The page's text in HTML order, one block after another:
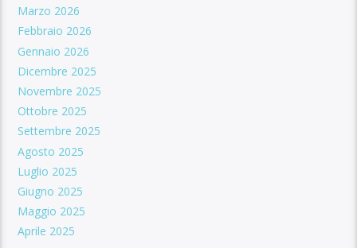
Marzo 2026
Febbraio 2026
Gennaio 2026
Dicembre 2025
Novembre 2025
Ottobre 2025
Settembre 2025
Agosto 2025
Luglio 2025
Giugno 2025
Maggio 2025
Aprile 2025